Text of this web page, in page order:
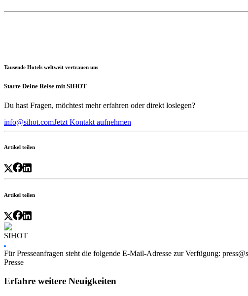
Tausende Hotels weltweit vertrauen uns
Starte Deine Reise mit SIHOT
Du hast Fragen, möchtest mehr erfahren oder direkt loslegen?
info@sihot.comJetzt Kontakt aufnehmen
Artikel teilen
Artikel teilen
SIHOT
Für Presseanfragen steht die folgende E-Mail-Adresse zur Verfügung:
Presse
Erfahre weitere Neuigkeiten